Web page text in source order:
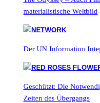
materialistische Weltbild
Der UN Information
Geschützt: Die
Zeiten des Übergangs